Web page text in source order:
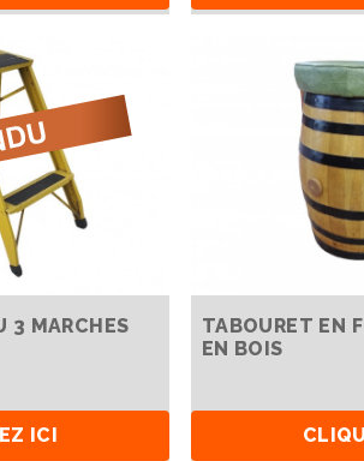
3 MARCHES
ICI
TABOURET EN
EN BOIS